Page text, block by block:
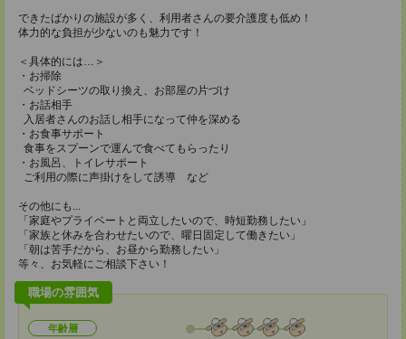
できたばかりの施設が多く、利用者さんの要介護度も低め！
体力的な負担が少ないのも魅力です！
＜具体的には…＞
・お掃除
ベッドシーツの取り換え、お部屋の片づけ
・お話相手
入居者さんのお話し相手になって仲を深める
・お食事サポート
食事をスプーンで運んで食べてもらったり
・お風呂、トイレサポート
ご利用の際に声掛けをして誘導 など
その他にも...
「家庭やプライベートと両立したいので、時短勤務したい」
「家族と休みを合わせたいので、曜日固定して働きたい」
「朝は苦手だから、お昼から勤務したい」
等々、お気軽にご相談下さい！
職場の雰囲気
年齢層